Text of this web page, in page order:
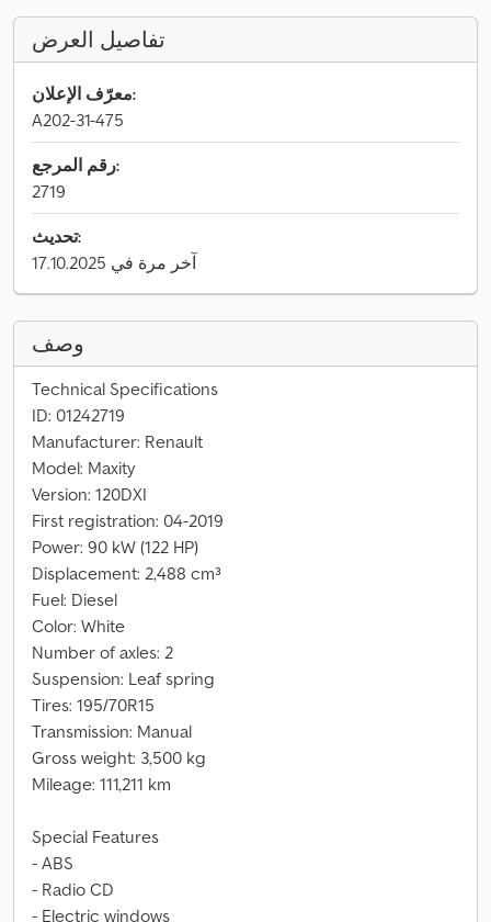
تفاصيل العرض
معرّف الإعلان:
A202-31-475
رقم المرجع:
2719
تحديث:
آخر مرة في 17.10.2025
وصف
Technical Specifications
ID: 01242719
Manufacturer: Renault
Model: Maxity
Version: 120DXI
First registration: 04-2019
Power: 90 kW (122 HP)
Displacement: 2,488 cm³
Fuel: Diesel
Color: White
Number of axles: 2
Suspension: Leaf spring
Tires: 195/70R15
Transmission: Manual
Gross weight: 3,500 kg
Mileage: 111,211 km
Special Features
- ABS
- Radio CD
- Electric windows